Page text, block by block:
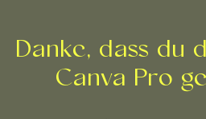
Danke, dass du
Canva Pro